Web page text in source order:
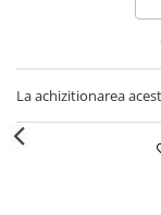
La achizitionarea